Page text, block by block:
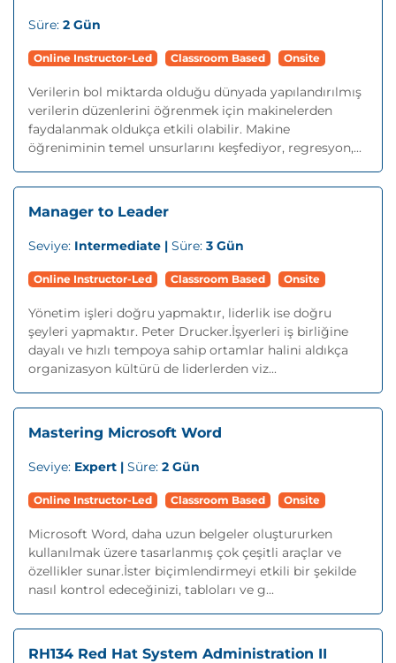
Süre: 2 Gün
Online Instructor-Led Classroom Based Onsite
Verilerin bol miktarda olduğu dünyada yapılandırılmış
verilerin düzenlerini öğrenmek için makinelerden
faydalanmak oldukça etkili olabilir. Makine
öğreniminin temel unsurlarını keşfediyor, regresyon,...
Manager to Leader
Seviye: Intermediate | Süre: 3 Gün
Online Instructor-Led Classroom Based Onsite
Yönetim işleri doğru yapmaktır, liderlik ise doğru
şeyleri yapmaktır. Peter Drucker.İşyerleri iş birliğine
dayalı ve hızlı tempoya sahip ortamlar halini aldıkça
organizasyon kültürü de liderlerden viz...
Mastering Microsoft Word
Seviye: Expert | Süre: 2 Gün
Online Instructor-Led Classroom Based Onsite
Microsoft Word, daha uzun belgeler oluştururken
kullanılmak üzere tasarlanmış çok çeşitli araçlar ve
özellikler sunar.İster biçimlendirmeyi etkili bir şekilde
nasıl kontrol edeceğinizi, tabloları ve g...
RH134 Red Hat System Administration II